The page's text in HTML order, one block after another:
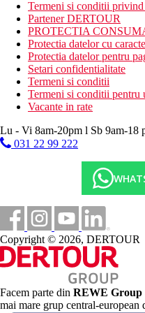
clienti cu dizabilitati.
Divertisment
Gratuit: programe
live, concursuri, DJ,
biliard.
Contra cost:
Mese
All Inclusive
Pranz tip bufet
Cina tip bufet
Bauturi racoritoare
Patiserie (10:00-
Inghetata, vafe
Fructe (12.30-18.00)
Posibilitatea de
gustari a la carte 24
Posibilitate de cina
(19.00-21.30,
indian, turcesc,
Bauturi alcoolice si
Termeni si conditii
Partener DERTOUR
PROTECTIA
Protectia datelor cu
Protectia datelor pentru
Setari confidentialitate
Termeni si conditii
Termeni si conditii pentru
Vacante in rate
Lu - Vi 8am-20pm l Sb 9am-18
031 22 99 222
Copyright © 2026, DERTOUR
Facem parte din REWE Group
mai mare grup central-